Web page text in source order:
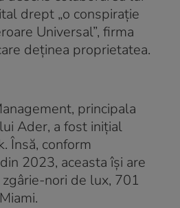
drept „o conspirație
Universal”, firma
deținea proprietatea.
principala
Ader, a fost inițial
Însă, conform
2023, aceasta își are
nori de lux, 701